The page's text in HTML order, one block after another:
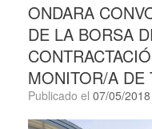
ONDARA
DE LA BORSA
MONITOR/A DE
Publicado el 07/05/2018